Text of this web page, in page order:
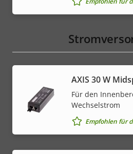
AXIS 30 W
Für den
Wechselstrom
Empfohlen für